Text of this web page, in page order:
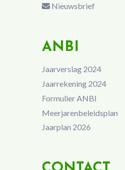
Nieuwsbrief
ANBI
Jaarverslag 2024
Jaarrekening 2024
Formulier ANBI
Meerjarenbeleidsplan
Jaarplan 2026